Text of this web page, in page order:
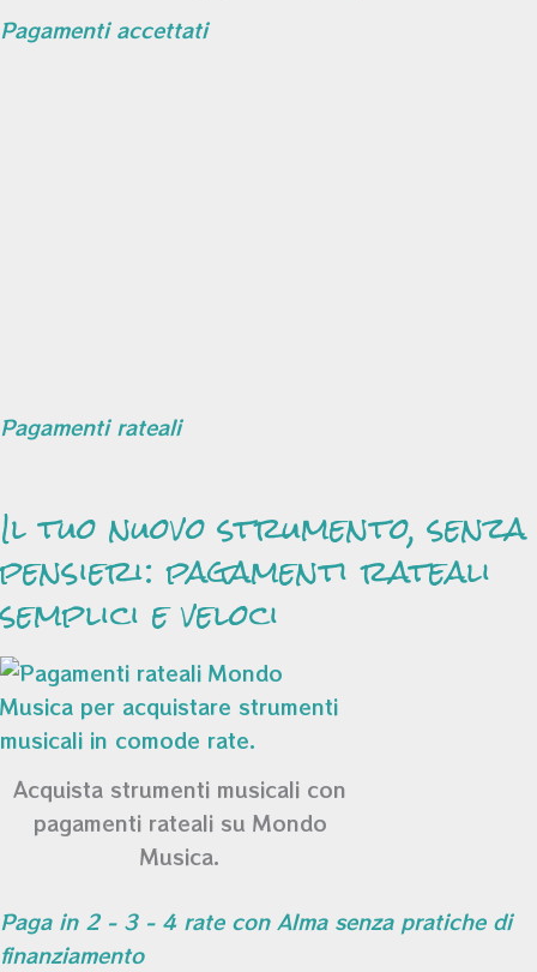
Pagamenti accettati
Pagamenti rateali
Il tuo nuovo strumento, senza
pensieri: pagamenti rateali
semplici e veloci
Acquista strumenti musicali con
pagamenti rateali su Mondo
Musica.
Paga in 2 - 3 - 4 rate con Alma senza pratiche di
finanziamento